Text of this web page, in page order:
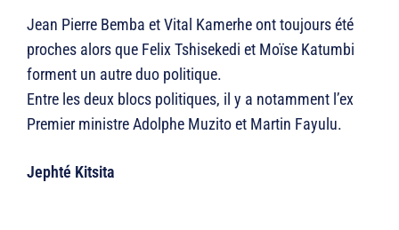
Jean Pierre Bemba et Vital Kamerhe ont toujours été
proches alors que Felix Tshisekedi et Moïse Katumbi
forment un autre duo politique.
Entre les deux blocs politiques, il y a notamment l’ex
Premier ministre Adolphe Muzito et Martin Fayulu.
Jephté Kitsita